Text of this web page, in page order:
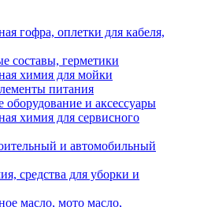
гофра, оплетки для кабеля,
составы, герметики
химия для мойки
питания
оборудование и аксессуары
химия для сервисного
и автомобильный
средства для уборки и
масло, мото масло,